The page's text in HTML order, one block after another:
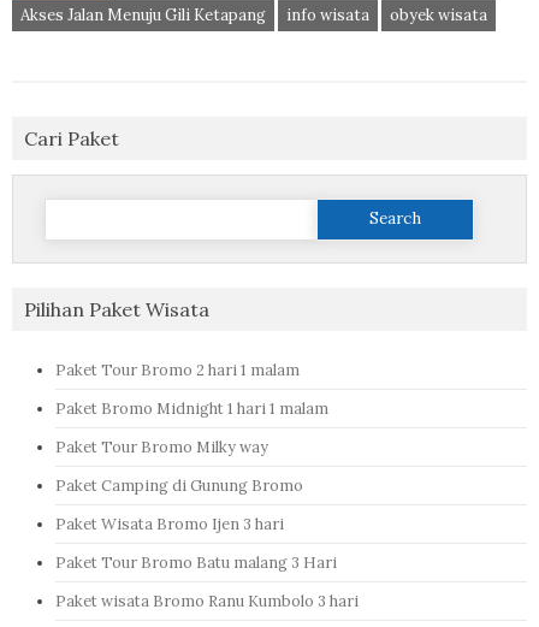
Akses Jalan Menuju Gili Ketapang
info wisata obyek wisata
Cari Paket
Search
Pilihan Paket Wisata
Paket Tour Bromo 2 hari 1 malam
Paket Bromo Midnight 1 hari 1 malam
Paket Tour Bromo Milky way
Paket Camping di Gunung Bromo
Paket Wisata Bromo Ijen 3 hari
Paket Tour Bromo Batu malang 3 Hari
Paket wisata Bromo Ranu Kumbolo 3 hari